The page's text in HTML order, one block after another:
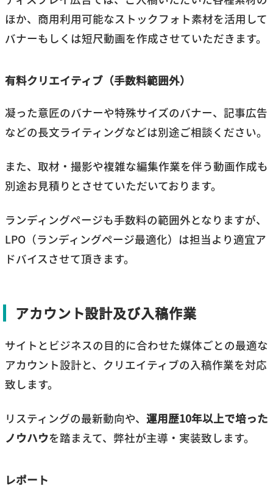
ほか、商用利用可能なストックフォト素材を活用して
バナーもしくは短尺動画を作成させていただきます。
有料クリエイティブ（手数料範囲外）
凝った意匠のバナーや特殊サイズのバナー、記事広告
などの長文ライティングなどは別途ご相談ください。
また、取材・撮影や複雑な編集作業を伴う動画作成も
別途お見積りとさせていただいております。
ランディングページも手数料の範囲外となりますが、
LPO（ランディングページ最適化）は担当より適宜ア
ドバイスさせて頂きます。
アカウント設計及び入稿作業
サイトとビジネスの目的に合わせた媒体ごとの最適な
アカウント設計と、クリエイティブの入稿作業を対応
致します。
リスティングの最新動向や、 運用歴10年以上で培った
ノウハウを踏まえて、弊社が主導・実装致します。
レポート